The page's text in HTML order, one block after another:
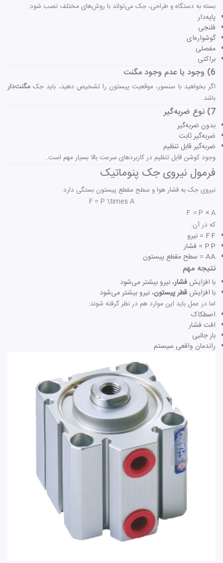
بسته به دستگاه و طراحی، جک می‌تواند با روش‌های مختلف نصب شود:
پایه‌دار
فلنجی
گوشواره‌ای
مفصلی
براکتی
6) وجود یا عدم وجود مگنت
اگر بخواهید با سنسور، موقعیت پیستون را تشخیص دهید، باید جک مگنت‌دار
باشد.
7) نوع ضربه‌گیر
بدون ضربه‌گیر
ضربه‌گیر ثابت
ضربه‌گیر قابل تنظیم
وجود کوشن قابل تنظیم در کاربردهای سرعت بالا بسیار مهم است.
فرمول نیروی جک پنوماتیک
نیروی جک به فشار هوا و سطح مقطع پیستون بستگی دارد:
F = P \times A
F =P ×A
که در آن:
F
F = نیرو
P
P = فشار
A
A = سطح مقطع پیستون
نتیجه مهم
با افزایش فشار، نیرو بیشتر می‌شود
با افزایش قطر پیستون، نیرو بیشتر می‌شود
اما در عمل باید این موارد هم در نظر گرفته شوند:
اصطکاک
افت فشار
بار جانبی
راندمان واقعی سیستم